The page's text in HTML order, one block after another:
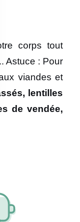
corps tout
Astuce : Pour
viandes et
lentilles
de vendée,